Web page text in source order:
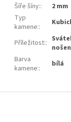
Šíře šíny::
2 mm
Typ
kamene::
Příležitost::
Barva
kamene:: bílá